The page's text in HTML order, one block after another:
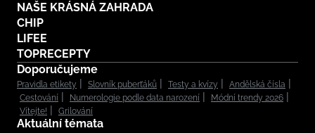
NAŠE KRÁSNÁ ZAHRADA
CHIP
LIFEE
TOPRECEPTY
Doporučujeme
Pravidla etikety Slovník puberťáků Testy a kvízy
Andělská čísla
Cestování
Numerologie podle data narození
Módní trendy 2026
Vítejte!
Grilování
Aktuální témata